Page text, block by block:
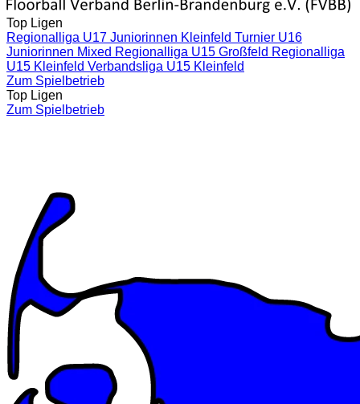
Top Ligen
Regionalliga U17 Juniorinnen Kleinfeld Turnier U16
Juniorinnen Mixed Regionalliga U15 Großfeld Regionalliga
U15 Kleinfeld Verbandsliga U15 Kleinfeld
Zum Spielbetrieb
Top Ligen
Zum Spielbetrieb